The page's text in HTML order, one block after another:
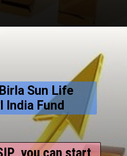
Sun Life
India Fund